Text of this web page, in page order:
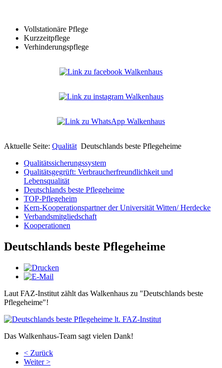
Vollstationäre Pflege
Kurzzeitpflege
Verhinderungspflege
Aktuelle Seite: Qualität Deutschlands beste Pflegeheime
Qualitätssicherungssystem
Qualitätsgegrüft: Verbraucherfreundlichkeit und
Lebensqualität
Deutschlands beste Pflegeheime
TOP-Pflegeheim
Kern-Kooperationspartner der Universität Witten/ Herdecke
Verbandsmitgliedschaft
Kooperationen
Deutschlands beste Pflegeheime
Laut FAZ-Institut zählt das Walkenhaus zu "Deutschlands beste
Pflegeheime"!
Das Walkenhaus-Team sagt vielen Dank!
< Zurück
Weiter >